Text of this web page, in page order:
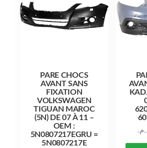
PARE CHOCS
AVANT SANS
FIXATION
VOLKSWAGEN
TIGUAN MAROC
(5N) DE 07 À 11 –
OEM :
5N0807217EGRU =
5N0807217E